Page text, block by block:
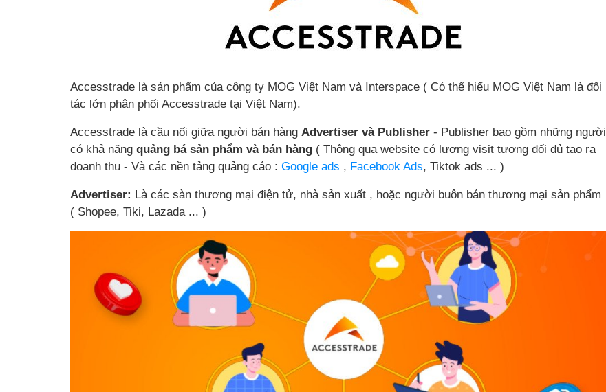
Accesstrade là sản phẩm của công ty MOG Việt Nam và Interspace ( Có thể hiểu MOG Việt Nam là đối
tác lớn phân phối Accesstrade tại Việt Nam).
Accesstrade là cầu nối giữa người bán hàng Advertiser và Publisher - Publisher bao gồm những người
có khả năng quảng bá sản phẩm và bán hàng ( Thông qua website có lượng visit tương đối đủ tạo ra
doanh thu - Và các nền tảng quảng cáo : Google ads , Facebook Ads, Tiktok ads ... )
Advertiser: Là các sàn thương mại điện tử, nhà sản xuất , hoặc người buôn bán thương mại sản phẩm
( Shopee, Tiki, Lazada ... )